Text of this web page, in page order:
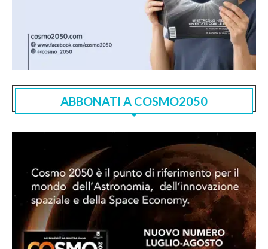
ABBONATI A COSMO2050